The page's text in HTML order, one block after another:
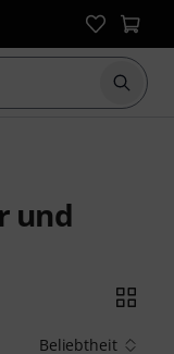
Suche
und
Beliebtheit